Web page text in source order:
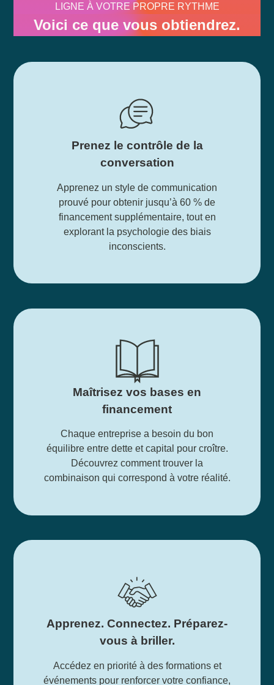
LIGNE À VOTRE PROPRE RYTHME
Voici ce que vous obtiendrez.
Prenez le contrôle de la
conversation
Apprenez un style de communication
prouvé pour obtenir jusqu’à 60 % de
financement supplémentaire, tout en
explorant la psychologie des biais
inconscients.
Maîtrisez vos bases en
financement
Chaque entreprise a besoin du bon
équilibre entre dette et capital pour croître.
Découvrez comment trouver la
combinaison qui correspond à votre réalité.
Apprenez. Connectez. Préparez-
vous à briller.
Accédez en priorité à des formations et
événements pour renforcer votre confiance,